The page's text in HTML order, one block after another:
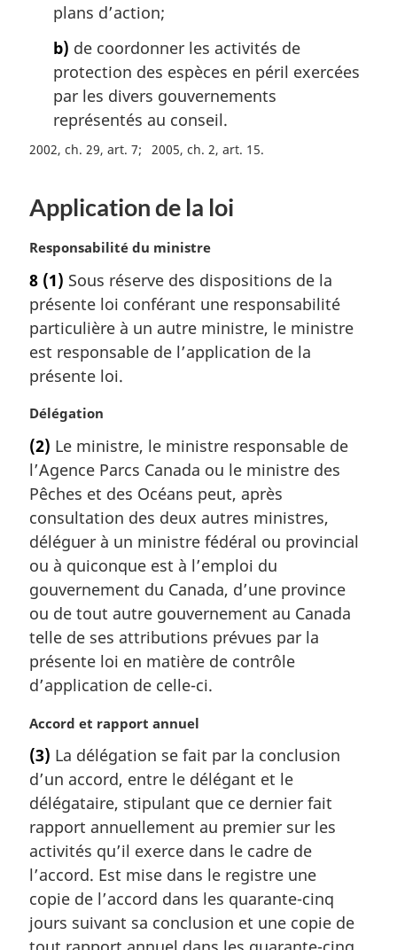
plans d’action;
b) de coordonner les activités de
protection des espèces en péril exercées
par les divers gouvernements
représentés au conseil.
2002, ch. 29, art. 7 2005, ch. 2, art. 15
Application de la loi
N
t
e
m
a
g
n
a
l
e
:
Responsabilité du ministre
8 (1) Sous réserve des dispositions de la
présente loi conférant une responsabilité
particulière à un autre ministre, le ministre
est responsable de l’application de la
présente loi.
N
t
e
m
a
g
i
n
a
e
:
Délégation
(2) Le ministre, le ministre responsable de
l’Agence Parcs Canada ou le ministre des
Pêches et des Océans peut, après
consultation des deux autres ministres,
déléguer à un ministre fédéral ou provincial
ou à quiconque est à l’emploi du
gouvernement du Canada, d’une province
ou de tout autre gouvernement au Canada
telle de ses attributions prévues par la
présente loi en matière de contrôle
d’application de celle-ci.
N
t
e
m
a
g
i
n
a
l
Accord et rapport annuel
(3) La délégation se fait par la conclusion
d’un accord, entre le délégant et le
délégataire, stipulant que ce dernier fait
rapport annuellement au premier sur les
activités qu’il exerce dans le cadre de
l’accord. Est mise dans le registre une
copie de l’accord dans les quarante-cinq
jours suivant sa conclusion et une copie de